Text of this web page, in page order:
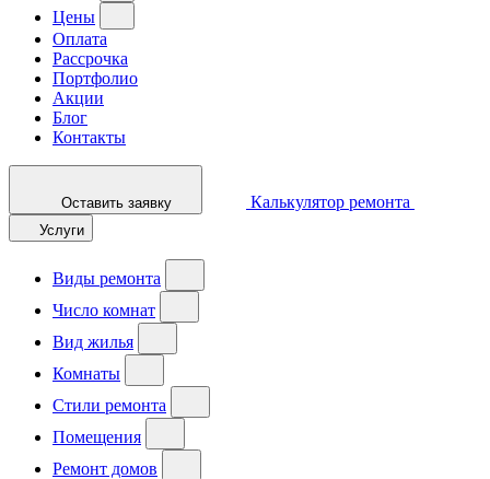
Цены
Оплата
Рассрочка
Портфолио
Акции
Блог
Контакты
Оставить заявку Калькулятор ремонта
Услуги
Виды ремонта
Число комнат
Вид жилья
Комнаты
Стили ремонта
Помещения
Ремонт домов